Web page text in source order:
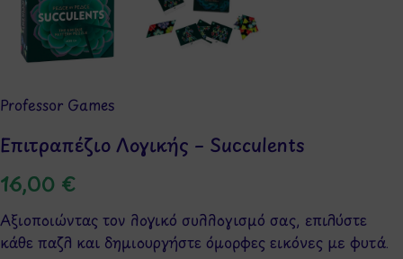
Professor Games
Επιτραπέζιο Λογικής – Succulents
16,00 €
Αξιοποιώντας τον λογικό συλλογισμό σας, επιλύστε
κάθε παζλ και δημιουργήστε όμορφες εικόνες με φυτά.